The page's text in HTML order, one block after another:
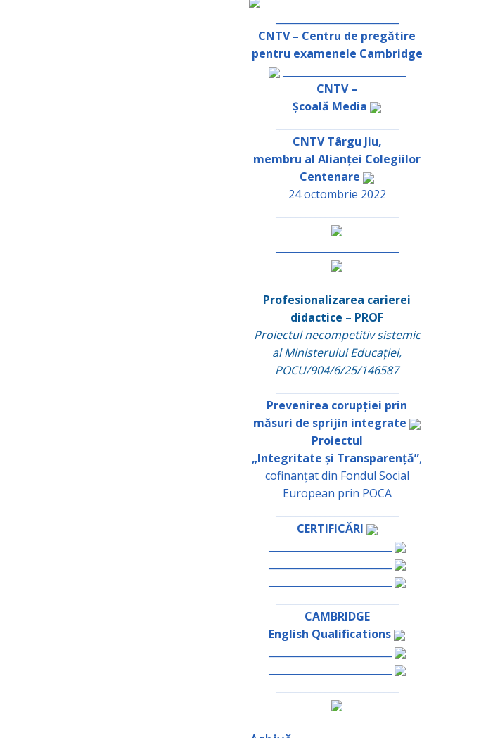
CNTV – Centru de pregătire
pentru examenele Cambridge
_________________________
CNTV –
Școală Media
CNTV Târgu Jiu,
membru al Alianței Colegiilor
Centenare
24 octombrie 2022
Profesionalizarea carierei
didactice – PROF
Proiectul necompetitiv sistemic
al Ministerului Educației,
POCU/904/6/25/146587
Prevenirea corupției prin
măsuri de sprijin integrate
Proiectul
„Integritate și Transparență”,
cofinanțat din Fondul Social
European prin POCA
CERTIFICĂRI
CAMBRIDGE
English Qualifications